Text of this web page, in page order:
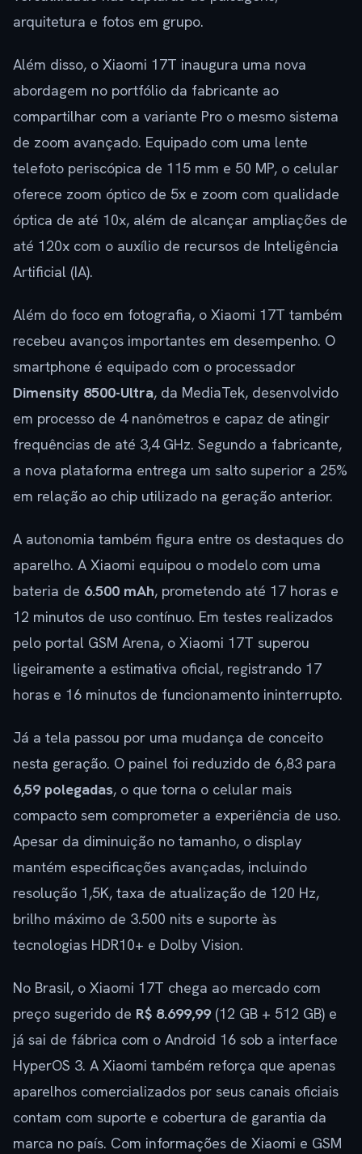
arquitetura e fotos em grupo.
Além disso, o Xiaomi 17T inaugura uma nova
abordagem no portfólio da fabricante ao
compartilhar com a variante Pro o mesmo sistema
de zoom avançado. Equipado com uma lente
telefoto periscópica de 115 mm e 50 MP, o celular
oferece zoom óptico de 5x e zoom com qualidade
óptica de até 10x, além de alcançar ampliações de
até 120x com o auxílio de recursos de Inteligência
Artificial (IA).
Além do foco em fotografia, o Xiaomi 17T também
recebeu avanços importantes em desempenho. O
smartphone é equipado com o processador
Dimensity 8500-Ultra, da MediaTek, desenvolvido
em processo de 4 nanômetros e capaz de atingir
frequências de até 3,4 GHz. Segundo a fabricante,
a nova plataforma entrega um salto superior a 25%
em relação ao chip utilizado na geração anterior.
A autonomia também figura entre os destaques do
aparelho. A Xiaomi equipou o modelo com uma
bateria de 6.500 mAh, prometendo até 17 horas e
12 minutos de uso contínuo. Em testes realizados
pelo portal GSM Arena, o Xiaomi 17T superou
ligeiramente a estimativa oficial, registrando 17
horas e 16 minutos de funcionamento ininterrupto.
Já a tela passou por uma mudança de conceito
nesta geração. O painel foi reduzido de 6,83 para
6,59 polegadas, o que torna o celular mais
compacto sem comprometer a experiência de uso.
Apesar da diminuição no tamanho, o display
mantém especificações avançadas, incluindo
resolução 1,5K, taxa de atualização de 120 Hz,
brilho máximo de 3.500 nits e suporte às
tecnologias HDR10+ e Dolby Vision.
No Brasil, o Xiaomi 17T chega ao mercado com
preço sugerido de R$ 8.699,99(12 GB + 512 GB) e
já sai de fábrica com o Android 16 sob a interface
HyperOS 3. A Xiaomi também reforça que apenas
aparelhos comercializados por seus canais oficiais
contam com suporte e cobertura de garantia da
marca no país. Com informações de Xiaomi e GSM